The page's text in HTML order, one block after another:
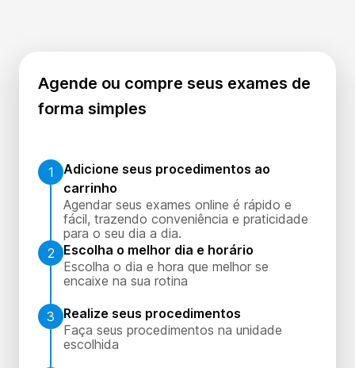
Agende ou compre seus exames de
forma simples
1
Adicione seus procedimentos ao
carrinho
Agendar seus exames online é rápido e
fácil, trazendo conveniência e praticidade
para o seu dia a dia.
2
Escolha o melhor dia e horário
Escolha o dia e hora que melhor se
encaixe na sua rotina
3
Realize seus procedimentos
Faça seus procedimentos na unidade
escolhida